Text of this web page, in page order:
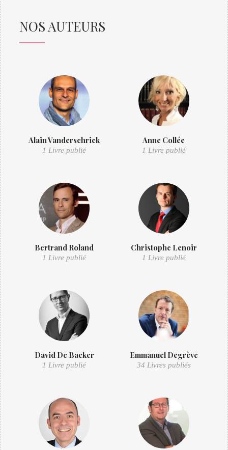
NOS AUTEURS
Alain Vanderschrick
1 Livre publié
Anne Collée
1 Livre publié
Bertrand Roland
1 Livre publié
Christophe Lenoir
1 Livre publié
David De Backer
1 Livre publié
Emmanuel Degrève
34 Livres publiés